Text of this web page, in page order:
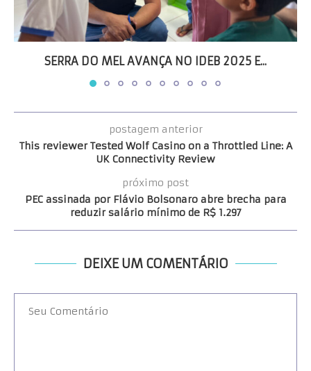
SERRA DO MEL AVANÇA NO IDEB 2025 E...
postagem anterior
This reviewer Tested Wolf Casino on a Throttled Line: A
UK Connectivity Review
próximo post
PEC assinada por Flávio Bolsonaro abre brecha para
reduzir salário mínimo de R$ 1.297
DEIXE UM COMENTÁRIO